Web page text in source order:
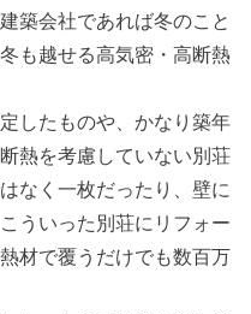
築会社であれば冬のこと
も越せる高気密・高断熱
したものや、かなり築年
熱を考慮していない別荘
なく一枚だったり、壁に
ういった別荘にリフォー
材で覆うだけでも数百万